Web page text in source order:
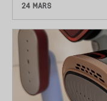
24 MARS